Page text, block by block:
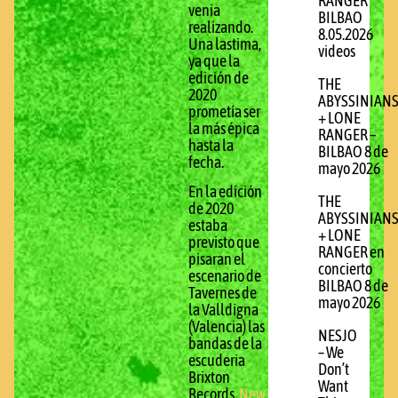
venia
realizando.
Una lastima,
ya que la
edición de
2020
prometía ser
la más épica
hasta la
fecha.
En la edición
de 2020
estaba
previsto que
pisaran el
escenario de
Tavernes de
la Valldigna
(Valencia) las
bandas de la
escuderia
Brixton
BILBAO
8.05.2026
videos
THE
ABYSSINIANS
+ LONE
RANGER –
BILBAO 8 de
mayo 2026
THE
ABYSSINIANS
+ LONE
RANGER en
concierto
BILBAO 8 de
mayo 2026
NESJO
– We
Don’t
Want